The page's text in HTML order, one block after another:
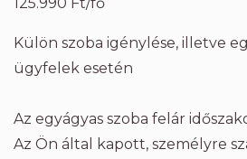
Külön szoba igénylése, illetve
ügyfelek esetén
Az egyágyas szoba felár
Az Ön által kapott, személyre